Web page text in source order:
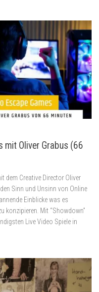
mit Oliver Grabus (66
dem Creative Director Oliver
Sinn und Unsinn von Online
Einblicke was es
konzipieren. Mit “Showdown”
Live Video Spiele in